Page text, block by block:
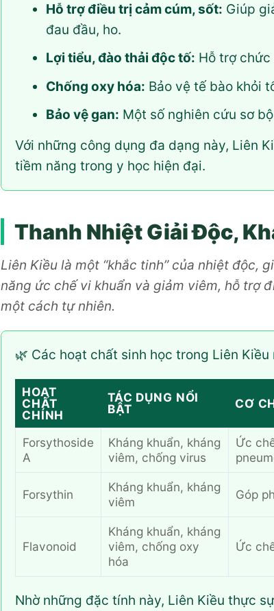
Hỗ trợ điều trị cảm cúm, sốt: Giúp
đau đầu, ho.
Lợi tiểu, đào thải độc tố: Hỗ trợ
Chống oxy hóa: Bảo vệ tế bào khỏi
Bảo vệ gan: Một số nghiên cứu sơ
Với những công dụng đa dạng này, Liên
tiềm năng trong y học hiện đại.
Thanh Nhiệt Giải Độc,
Liên Kiều là một “khắc tinh” của nhiệt độc,
năng ức chế vi khuẩn và giảm viêm, hỗ trợ
một cách tự nhiên.
🌿 Các hoạt chất sinh học trong Liên
HOẠT
CHẤT
CHÍNH
TÁC DỤNG NỔI
BẬT
CƠ
Forsythoside
A
Kháng khuẩn, kháng
viêm, chống virus
Ức
Forsythin
Kháng khuẩn, kháng
viêm
Góp
Flavonoid
Kháng khuẩn, kháng
viêm, chống oxy
hóa
Ức
Nhờ những đặc tính này, Liên Kiều thực